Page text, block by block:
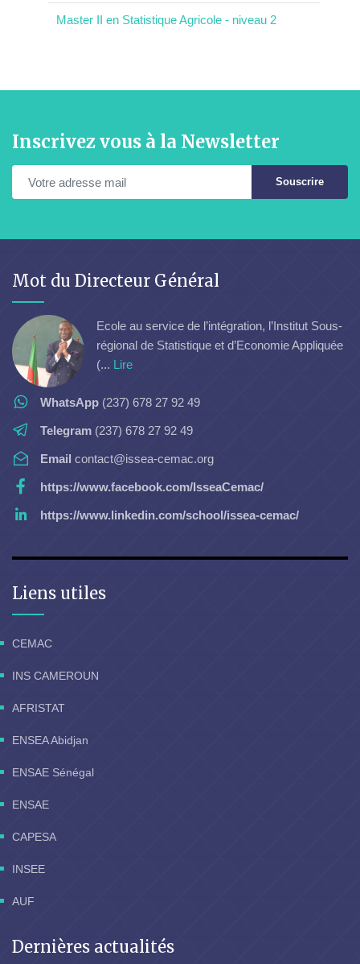
Master II en Statistique Agricole - niveau 2
Inscrivez vous à la Newsletter
Souscrire
Mot du Directeur Général
Ecole au service de l’intégration, l’Institut Sous-
régional de Statistique et d’Economie Appliquée
(... Lire
WhatsApp (237) 678 27 92 49
Telegram (237) 678 27 92 49
Email contact@issea-cemac.org
https://www.facebook.com/IsseaCemac/
https://www.linkedin.com/school/issea-cemac/
Liens utiles
CEMAC
INS CAMEROUN
AFRISTAT
ENSEA Abidjan
ENSAE Sénégal
ENSAE
CAPESA
INSEE
AUF
Dernières actualités